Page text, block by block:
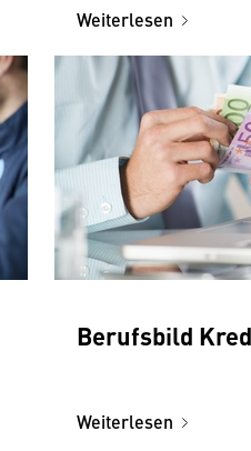
Weiterlesen
Berufsbild
Weiterlesen